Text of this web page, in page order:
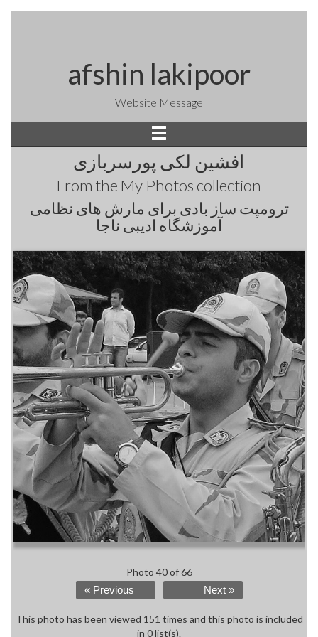
afshin lakipoor
Website Message
افشین لکی پورسربازی
From the My Photos collection
ترومپت ساز بادی برای مارش های نظامی
آموزشگاه ادیبی ناجا
Photo 40 of 66
« Previous Next »
This photo has been viewed 151 times and this photo is included
in 0 list(s).